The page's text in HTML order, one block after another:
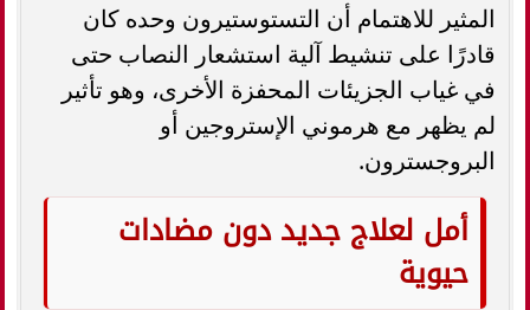
المثير للاهتمام أن التستوستيرون وحده كان
قادرًا على تنشيط آلية استشعار النصاب حتى
في غياب الجزيئات المحفزة الأخرى، وهو تأثير
لم يظهر مع هرموني الإستروجين أو
البروجسترون.
أمل لعلاج جديد دون مضادات
حيوية